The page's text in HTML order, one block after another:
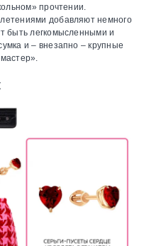
прочтении.
добавляют немного
быть легкомысленными и
и – внезапно – крупные